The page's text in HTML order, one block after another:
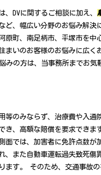
、DVに関するご相談に加え、
ど、幅広い分野のお悩み解決
原町、南足柄市、平塚市を中
まいのお客様のお悩みに広く
みの方は、当事務所までお気
等のみならず、治療費や入通
き、高額な賠償を要求できま
面では、加害者に免許点数が
、また自動車運転過失致死傷
ます。 そのため、交通事故の